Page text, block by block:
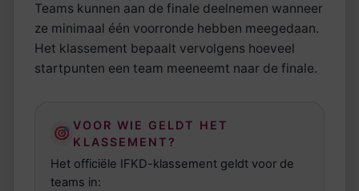
Teams kunnen aan de finale deelnemen wanneer
ze minimaal één voorronde hebben meegedaan.
Het klassement bepaalt vervolgens hoeveel
startpunten een team meeneemt naar de finale.
VOOR WIE GELDT HET
KLASSEMENT?
Het officiële IFKD-klassement geldt voor de
teams in: